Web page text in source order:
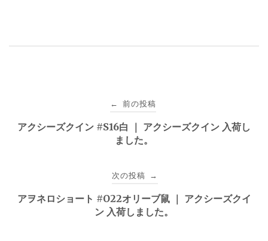
稿
ゲ
← 前の投稿
アクシーズクイン #S16白 ｜ アクシーズクイン 入荷し
ました。
次の投稿 →
アヲネロショート #O22オリーブ鼠 ｜ アクシーズクイ
ン 入荷しました。